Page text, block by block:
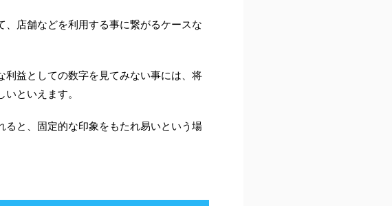
店舗などを利用する事に繋がるケースな
益としての数字を見てみない事には、将
といえます。
と、固定的な印象をもたれ易いという場